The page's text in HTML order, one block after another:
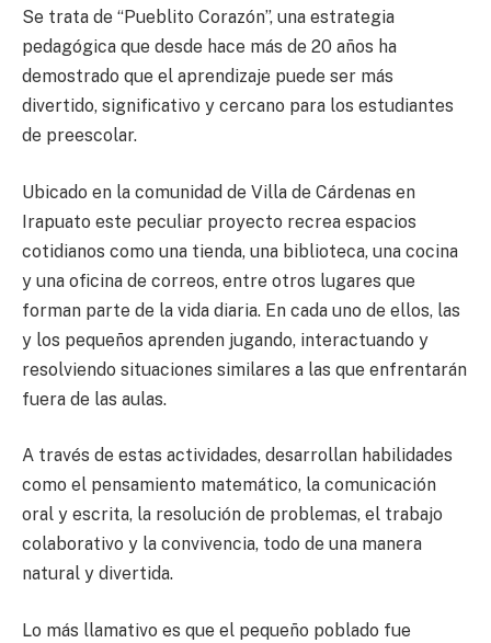
Se trata de “Pueblito Corazón”, una estrategia
pedagógica que desde hace más de 20 años ha
demostrado que el aprendizaje puede ser más
divertido, significativo y cercano para los estudiantes
de preescolar.
Ubicado en la comunidad de Villa de Cárdenas en
Irapuato este peculiar proyecto recrea espacios
cotidianos como una tienda, una biblioteca, una cocina
y una oficina de correos, entre otros lugares que
forman parte de la vida diaria. En cada uno de ellos, las
y los pequeños aprenden jugando, interactuando y
resolviendo situaciones similares a las que enfrentarán
fuera de las aulas.
A través de estas actividades, desarrollan habilidades
como el pensamiento matemático, la comunicación
oral y escrita, la resolución de problemas, el trabajo
colaborativo y la convivencia, todo de una manera
natural y divertida.
Lo más llamativo es que el pequeño poblado fue